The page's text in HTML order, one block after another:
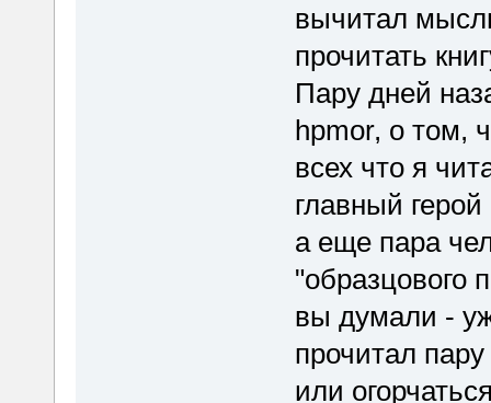
вычитал
прочитать
Пару дней
hpmor, о том,
всех что я
главный
а еще пара
"образцового
вы думали -
прочитал
или